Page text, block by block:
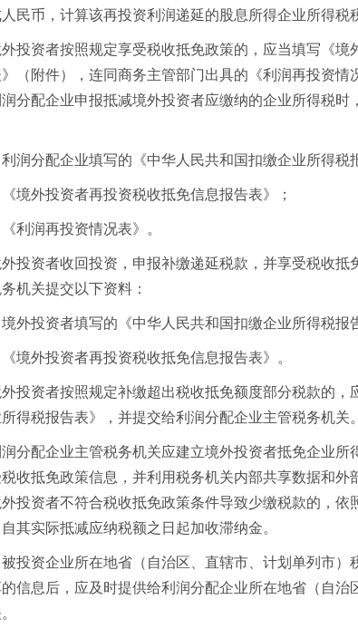
民币，计算该再投资利润递延的股息所得企业所得税
投资者按照规定享受税收抵免政策的，应当填写《境
（附件），连同商务主管部门出具的《利润再投资情
分配企业申报抵减境外投资者应缴纳的企业所得税时
利润分配企业填写的《中华人民共和国扣缴企业所得税
《境外投资者再投资税收抵免信息报告表》；
《利润再投资情况表》。
投资者收回投资，申报补缴递延税款，并享受税收抵
机关提交以下资料：
境外投资者填写的《中华人民共和国扣缴企业所得税报
《境外投资者再投资税收抵免信息报告表》。
投资者按照规定补缴超出税收抵免额度部分税款的，
得税报告表》，并提交给利润分配企业主管税务机关。
分配企业主管税务机关应建立境外投资者抵免企业所
收抵免政策信息，并利用税务机关内部共享数据和外
投资者不符合税收抵免政策条件导致少缴税款的，依
其实际抵减应纳税额之日起加收滞纳金。
投资企业所在地省（自治区、直辖市、计划单列市）
信息后，应及时提供给利润分配企业所在地省（自治